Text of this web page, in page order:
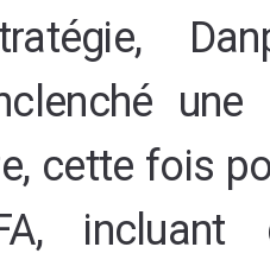
une
cette fois
incluant